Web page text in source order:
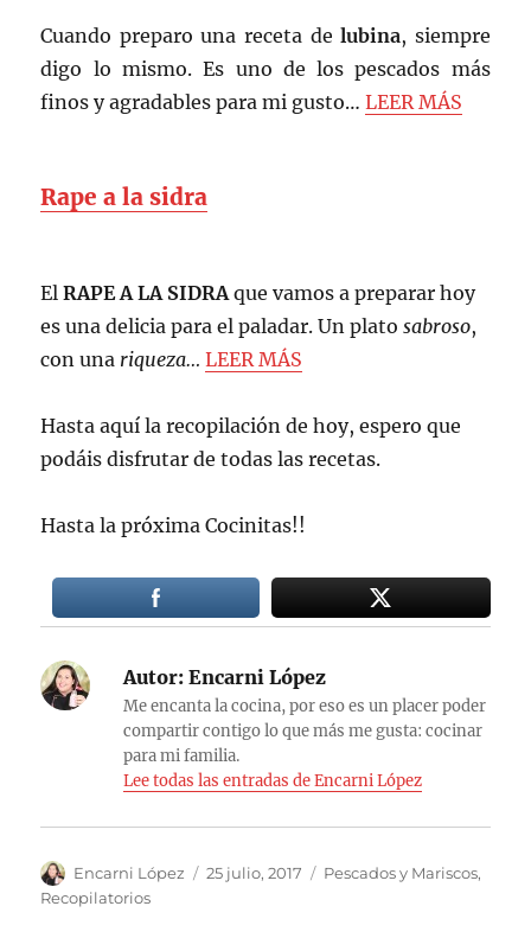
Cuando preparo una receta delubina, siempre
digo lo mismo. Es uno de los pescados más
finos y agradables para mi gusto…LEER MÁS
Rape a la sidra
ElRAPE A LA SIDRA que vamos a preparar hoy
es una delicia para el paladar. Un platosabroso,
con una riqueza…LEER MÁS
Hasta aquí la recopilación de hoy, espero que
podáis disfrutar de todas las recetas.
Hasta la próxima Cocinitas!!
Autor: Encarni López
Me encanta la cocina, por eso es un placer poder
compartir contigo lo que más me gusta: cocinar
para mi familia.
Lee todas las entradas de Encarni López
Autor
Encarni López
Publicado
25 julio, 2017 Categorías
Pescados y Mariscos,
Recopilatorios